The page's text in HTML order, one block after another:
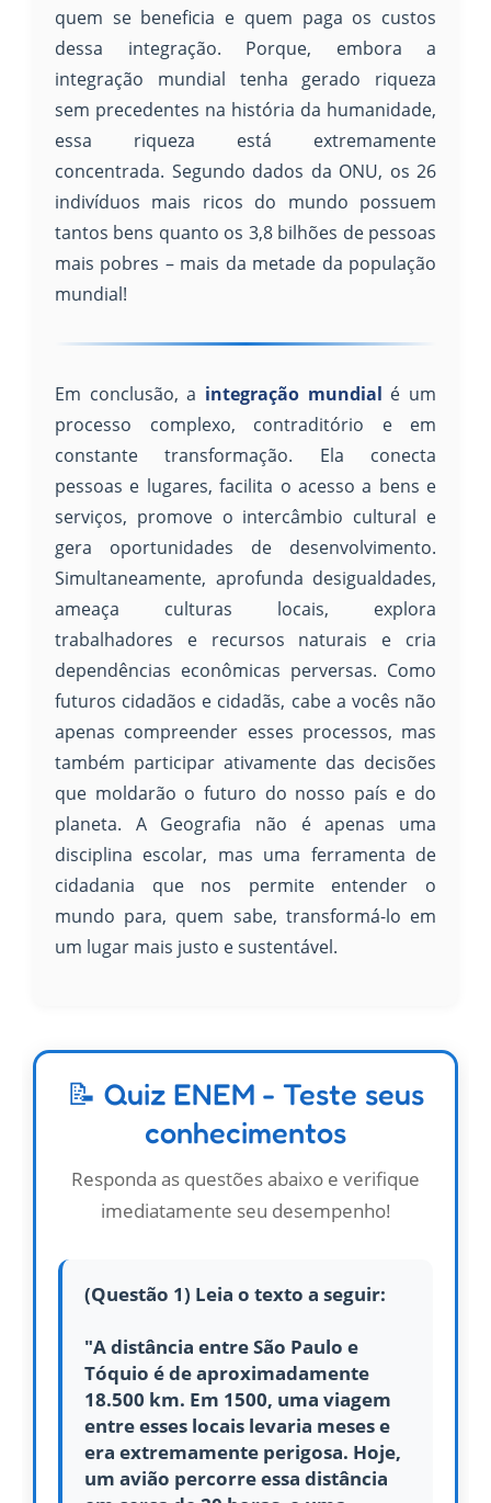
quem se beneficia e quem paga os custos
dessa integração. Porque, embora a
integração mundial tenha gerado riqueza
sem precedentes na história da humanidade,
essa riqueza está extremamente
concentrada. Segundo dados da ONU, os 26
indivíduos mais ricos do mundo possuem
tantos bens quanto os 3,8 bilhões de pessoas
mais pobres – mais da metade da população
mundial!
Em conclusão, a integração mundial é um
processo complexo, contraditório e em
constante transformação. Ela conecta
pessoas e lugares, facilita o acesso a bens e
serviços, promove o intercâmbio cultural e
gera oportunidades de desenvolvimento.
Simultaneamente, aprofunda desigualdades,
ameaça culturas locais, explora
trabalhadores e recursos naturais e cria
dependências econômicas perversas. Como
futuros cidadãos e cidadãs, cabe a vocês não
apenas compreender esses processos, mas
também participar ativamente das decisões
que moldarão o futuro do nosso país e do
planeta. A Geografia não é apenas uma
disciplina escolar, mas uma ferramenta de
cidadania que nos permite entender o
mundo para, quem sabe, transformá-lo em
um lugar mais justo e sustentável.
📝 Quiz ENEM - Teste seus
conhecimentos
Responda as questões abaixo e verifique
imediatamente seu desempenho!
(Questão 1) Leia o texto a seguir:
"A distância entre São Paulo e
Tóquio é de aproximadamente
18.500 km. Em 1500, uma viagem
entre esses locais levaria meses e
era extremamente perigosa. Hoje,
um avião percorre essa distância